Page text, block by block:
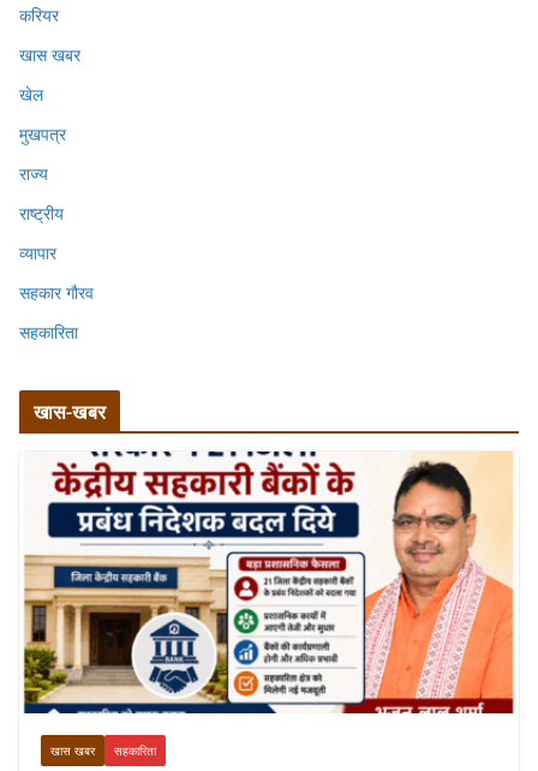
करियर
खास खबर
खेल
मुखपत्र
राज्य
राष्ट्रीय
व्यापार
सहकार गौरव
सहकारिता
खास-खबर
खास खबर सहकारिता